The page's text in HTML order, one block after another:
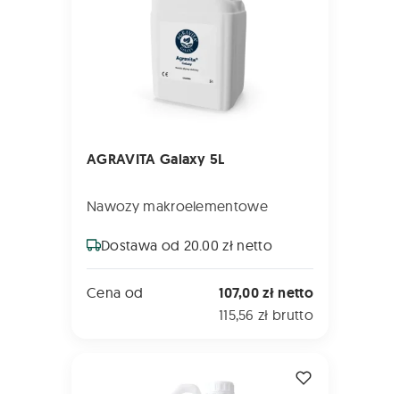
AGRAVITA Galaxy 5L
Nawozy makroelementowe
Dostawa od 20.00 zł netto
Cena od 107,00 zł netto
115,56 zł brutto